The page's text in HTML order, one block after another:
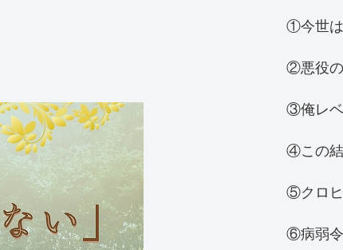
①今世
②悪役の
③俺レベ
④この結
⑤クロヒ
⑥病弱令